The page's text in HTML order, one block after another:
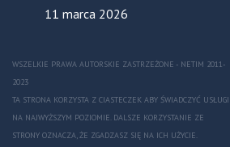
11 marca 2026
WSZELKIE PRAWA AUTORSKIE ZASTRZEŻONE - NETIM 2011-
2023
TA STRONA KORZYSTA Z CIASTECZEK ABY ŚWIADCZYĆ USŁUGI
NA NAJWYŻSZYM POZIOMIE. DALSZE KORZYSTANIE ZE
STRONY OZNACZA, ŻE ZGADZASZ SIĘ NA ICH UŻYCIE.